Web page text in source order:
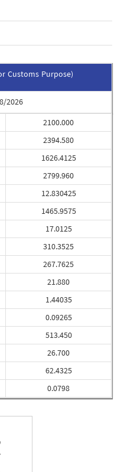
Customs Purpose)
2026
2100.000
2394.580
1626.4125
2799.960
12.830425
1465.9575
17.0125
310.3525
267.7625
21.880
1.44035
0.09265
513.450
26.700
62.4325
0.0798